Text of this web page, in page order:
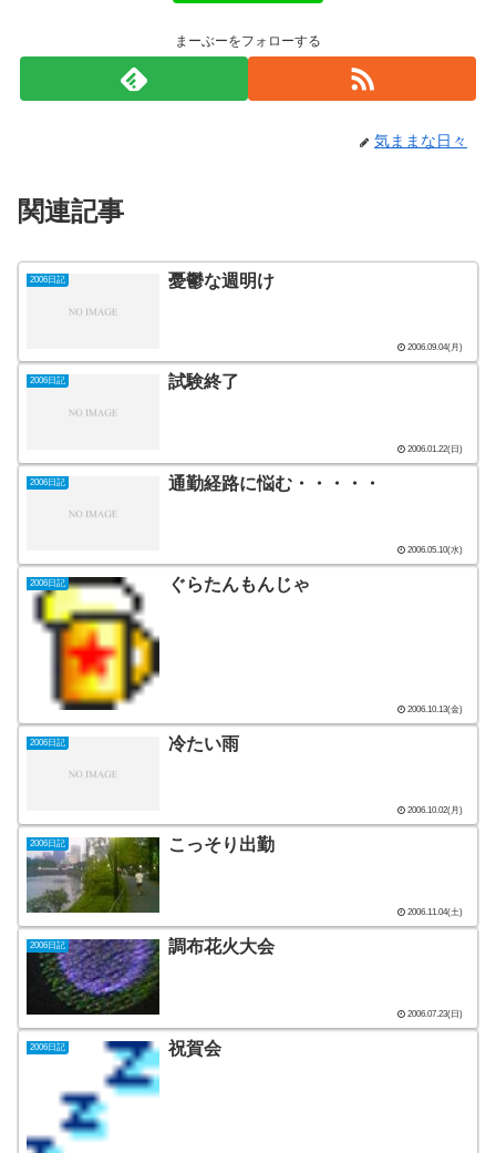
まーぶーをフォローする
気ままな日々
関連記事
2006日記 憂鬱な週明け
2006.09.04(月)
2006日記 試験終了
2006.01.22(日)
2006日記 通勤経路に悩む・・・・・
2006.05.10(水)
2006日記 ぐらたんもんじゃ
2006.10.13(金)
2006日記 冷たい雨
2006.10.02(月)
2006日記 こっそり出勤
2006.11.04(土)
2006日記 調布花火大会
2006.07.23(日)
2006日記 祝賀会